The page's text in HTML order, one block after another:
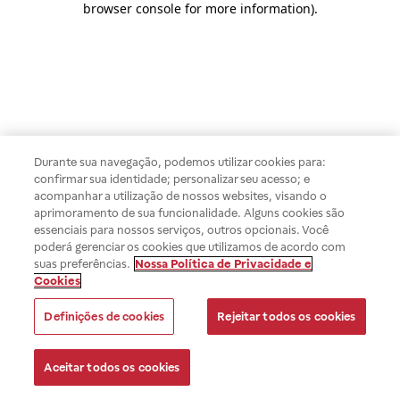
browser console for more information).
Durante sua navegação, podemos utilizar cookies para:
confirmar sua identidade; personalizar seu acesso; e
acompanhar a utilização de nossos websites, visando o
aprimoramento de sua funcionalidade. Alguns cookies são
essenciais para nossos serviços, outros opcionais. Você
poderá gerenciar os cookies que utilizamos de acordo com
suas preferências. Nossa Política de Privacidade e
Cookies
Definições de cookies Rejeitar todos os cookies
Aceitar todos os cookies